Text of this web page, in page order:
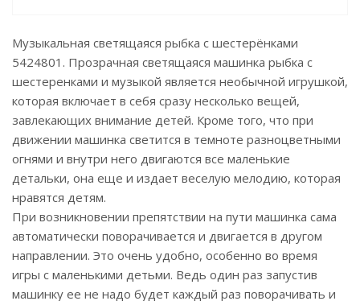
Музыкальная светящаяся рыбка с шестерёнками
5424801. Прозрачная светящаяся машинка рыбка с
шестеренками и музыкой является необычной игрушкой,
которая включает в себя сразу несколько вещей,
завлекающих внимание детей. Кроме того, что при
движении машинка светится в темноте разноцветными
огнями и внутри него двигаются все маленькие
детальки, она еще и издает веселую мелодию, которая
нравятся детям.
При возникновении препятствии на пути машинка сама
автоматически поворачивается и двигается в другом
направлении. Это очень удобно, особенно во время
игры с маленькими детьми. Ведь один раз запустив
машинку ее не надо будет каждый раз поворачивать и